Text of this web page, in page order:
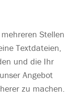
Stellen
Textdateien,
und die Ihr
Angebot
zu machen.